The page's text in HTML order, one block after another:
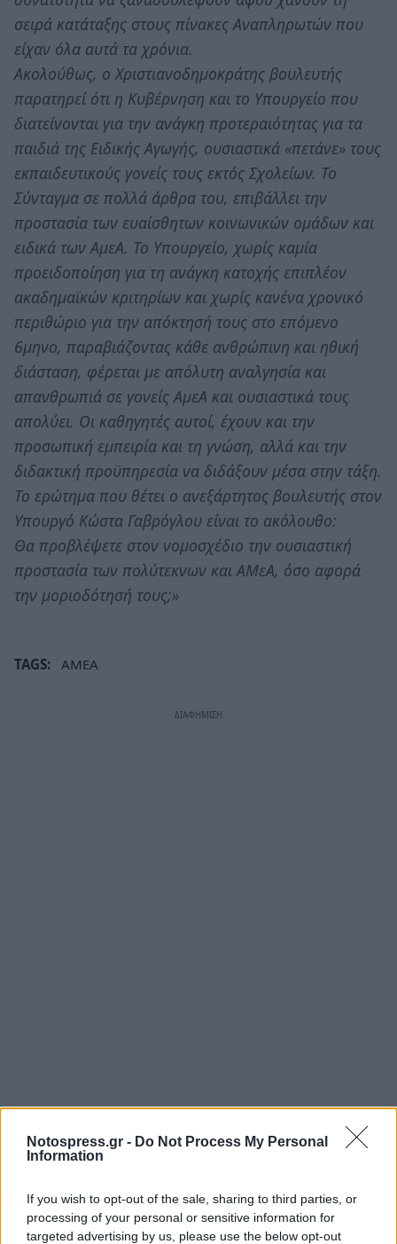
Notospress.gr - Do Not Process My Personal
Information
If you wish to opt-out of the sale, sharing to third parties, or
processing of your personal or sensitive information for
targeted advertising by us, please use the below opt-out
σειρά κατάταξης στους πίνακες Αναπληρωτών που
είχαν όλα αυτά τα χρόνια.
Ακολούθως, ο Χριστιανοδημοκράτης βουλευτής
παρατηρεί ότι η Κυβέρνηση και το Υπουργείο που
διατείνονται για την ανάγκη προτεραιότητας για τα
παιδιά της Ειδικής Αγωγής, ουσιαστικά «πετάνε» τους
εκπαιδευτικούς γονείς τους εκτός Σχολείων. Το
Σύνταγμα σε πολλά άρθρα του, επιβάλλει την
προστασία των ευαίσθητων κοινωνικών ομάδων και
ειδικά των ΑμεΑ. Το Υπουργείο, χωρίς καμία
προειδοποίηση για τη ανάγκη κατοχής επιπλέον
ακαδημαϊκών κριτηρίων και χωρίς κανένα χρονικό
περιθώριο για την απόκτησή τους στο επόμενο
6μηνο, παραβιάζοντας κάθε ανθρώπινη και ηθική
διάσταση, φέρεται με απόλυτη αναλγησία και
απανθρωπιά σε γονείς ΑμεΑ και ουσιαστικά τους
απολύει. Οι καθηγητές αυτοί, έχουν και την
προσωπική εμπειρία και τη γνώση, αλλά και την
διδακτική προϋπηρεσία να διδάξουν μέσα στην τάξη.
Το ερώτημα που θέτει ο ανεξάρτητος βουλευτής στον
Υπουργό Κώστα Γαβρόγλου είναι το ακόλουθο:
Θα προβλέψετε στον νομοσχέδιο την ουσιαστική
προστασία των πολύτεκνων και ΑΜεΑ, όσο αφορά
την μοριοδότησή τους;»
TAGS: ΑΜΕΑ